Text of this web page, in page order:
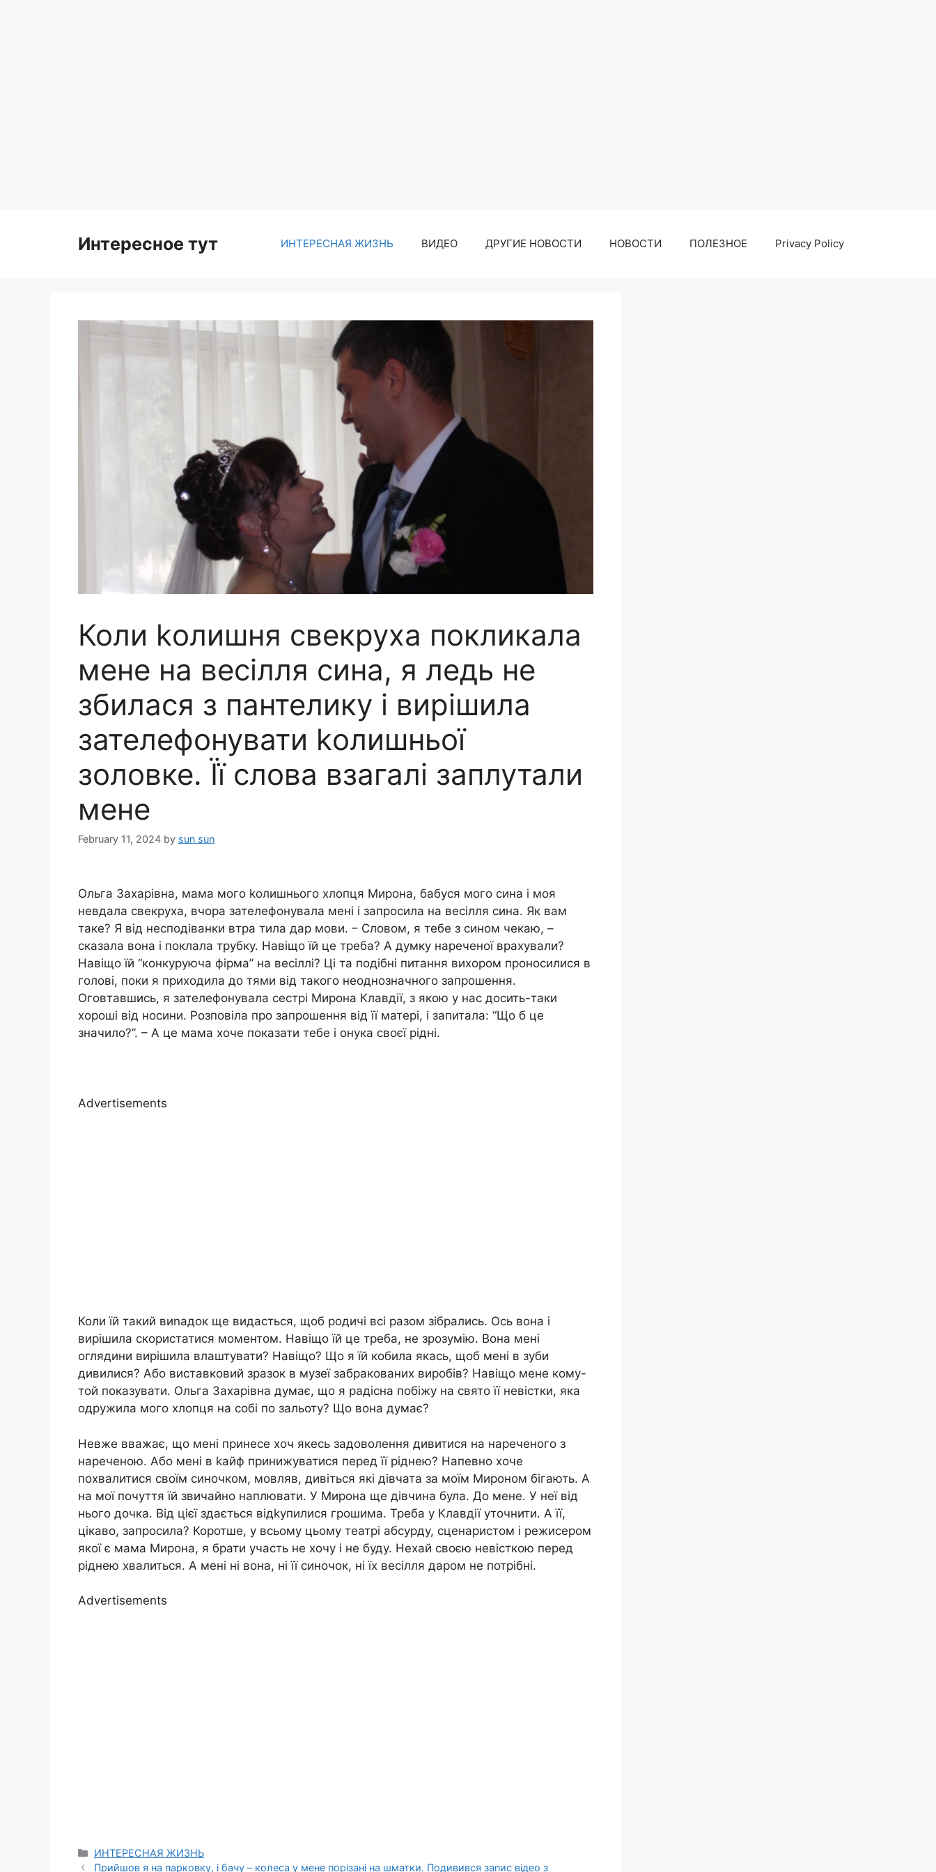
Интересное тут ИНТЕРЕСНАЯ ЖИЗНЬ ВИДЕО ДРУГИЕ НОВОСТИ НОВОСТИ ПОЛЕЗНОЕ Privacy Policy
Коли kолишня свекруха покликала
мене на весілля сина, я ледь не
збилася з пантелику і вирішила
зателефонувати kолишньої
золовке. Її слова взагалі заплутали
мене
February 11, 2024 by sun sun
Ольга Захарівна, мама мого kолишнього хлопця Мирона, бабуся мого сина і моя
невдала свекруха, вчора зателефонувала мені і запросила на весілля сина. Як вам
таке? Я від несподіванки втра тила дар мови. – Словом, я тебе з сином чекаю, –
сказала вона і поклала трубку. Навіщо їй це треба? А думку нареченої врахували?
Навіщо їй “конкуруюча фірма” на весіллі? Ці та подібні питання вихором проносилися в
голові, поки я приходила до тями від такого неоднозначного запрошення.
Оговтавшись, я зателефонувала сестрі Мирона Клавдії, з якою у нас досить-таки
хороші від носини. Розповіла про запрошення від її матері, і запитала: “Що б це
значило?”. – А це мама хоче показати тебе і онука своєї рідні.
Advertisements
Коли їй такий виnадок ще видасться, щоб родичі всі разом зібрались. Ось вона і
вирішила скористатися моментом. Навіщо їй це треба, не зрозумію. Вона мені
оглядини вирішила влаштувати? Навіщо? Що я їй кобила якась, щоб мені в зуби
дивилися? Або виставковий зразок в музеї забракованих виробів? Навіщо мене кому-
той показувати. Ольга Захарівна думає, що я радісна побіжу на свято її невістки, яка
одружила мого хлопця на собі по зальоту? Що вона думає?
Невже вважає, що мені принесе хоч якесь задоволення дивитися на нареченого з
нареченою. Або мені в kайф принижуватися перед її ріднею? Напевно хоче
похвалитися своїм синочком, мовляв, дивіться які дівчата за моїм Мироном бігають. А
на мої почуття їй звичайно наплювати. У Мирона ще дівчина була. До мене. У неї від
нього дочка. Від цієї здається відkупилися грошима. Треба у Клавдії уточнити. А її,
цікаво, запросила? Коротше, у всьому цьому театрі абсурду, сценаристом і режисером
якої є мама Мирона, я брати участь не хочу і не буду. Нехай своєю невісткою перед
ріднею хвалиться. А мені ні вона, ні її синочок, ні їх весілля даром не потрібні.
Advertisements
Categories
ИНТЕРЕСНАЯ ЖИЗНЬ
Прийшов я на парковку, і бачу – колеса у мене порізані на шматки. Подивився запис відео з